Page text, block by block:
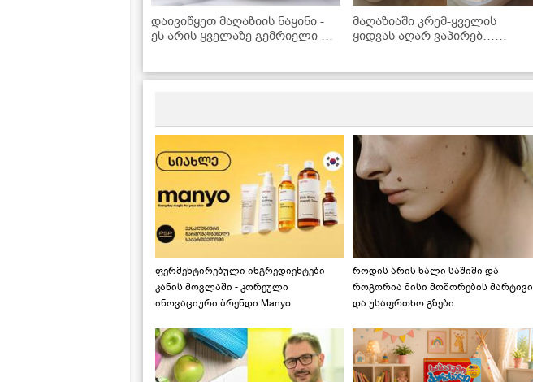
დაივიწყეთ მაღაზიის ნაყინი -
ეს არის ყველაზე გემრიელი და
მაღაზიაში კრემ-ყველის
ყიდვას აღარ ვაპირებ…
მეგონა! - მარტივი რეცეპტი
ფერმენტირებული ინგრედიენტები
კანის მოვლაში - კორეული
ინოვაციური ბრენდი Manyo
როდის არის ხალი საშიში და
როგორია მისი მოშორების მარტივი
და უსაფრთხო გზები